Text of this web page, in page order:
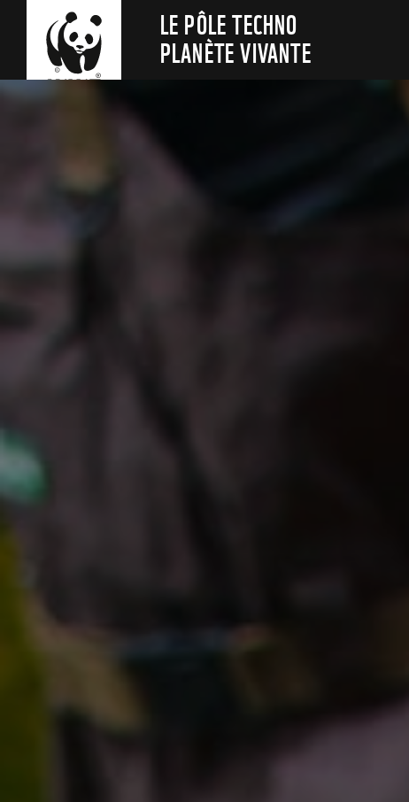
LE PÔLE TECHNO
PLANÈTE VIVANTE